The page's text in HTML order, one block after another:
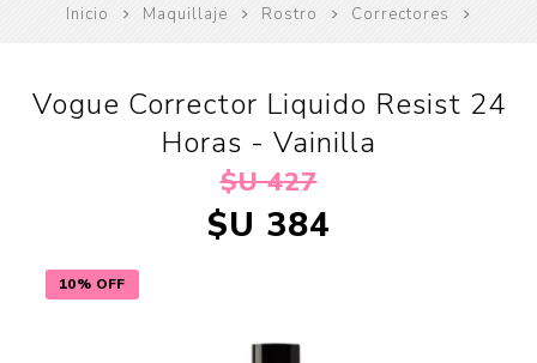
Inicio Maquillaje Rostro Correctores
10% OFF
Vogue Corrector Liquido Resist 24
Horas - Vainilla
$U 427
$U 384